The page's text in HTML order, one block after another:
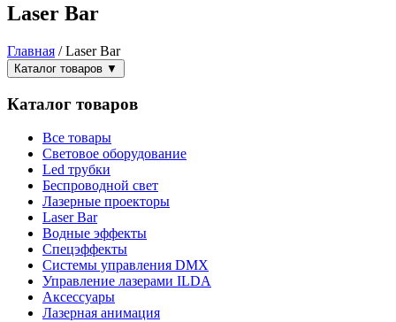
Laser Bar
Главная / Laser Bar
Каталог товаров ▼
Каталог товаров
Все товары
Световое оборудование
Led трубки
Беспроводной свет
Лазерные проекторы
Laser Bar
Водные эффекты
Спецэффекты
Системы управления DMX
Управление лазерами ILDA
Аксессуары
Лазерная анимация